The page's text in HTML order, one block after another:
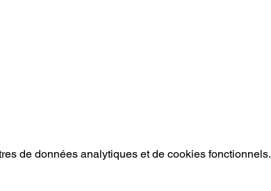
de données analytiques et de cookies fonctionnels.